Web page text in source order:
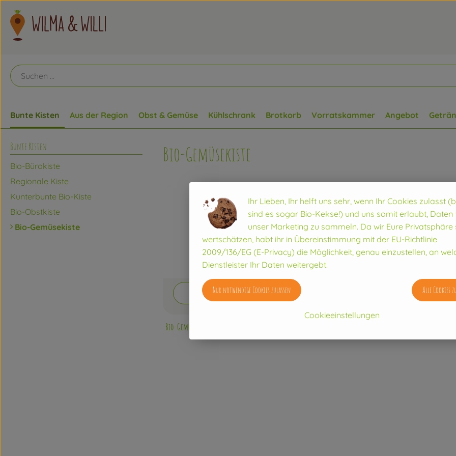
Bunte Kisten Aus der Region Obst & Gemüse Kühlschrank Brotkorb Vorratskammer Angebot
Bunte Kisten
Bio-Bürokiste
Regionale Kiste
Kunterbunte Bio-Kiste
Bio-Obstkiste
Bio-Gemüsekiste
Bio-Gemüsekiste
Was ist drin?
Bio-Gemüsekiste klein
Ihr Lieben, Ihr helft uns sehr, wenn Ihr Cookies zulasst
sind es sogar Bio-Kekse!) und uns somit erlaubt, Daten
unser Marketing zu sammeln. Da wir Eure Privatsphäre
wertschätzen, habt ihr in Übereinstimmung mit der EU-Richtlinie
2009/136/EG (E-Privacy) die Möglichkeit, genau einzustellen, an
Dienstleister Ihr Daten weitergebt.
Cookieeinstellungen
Nur notwendige Cookies zulassen Alle Cookies